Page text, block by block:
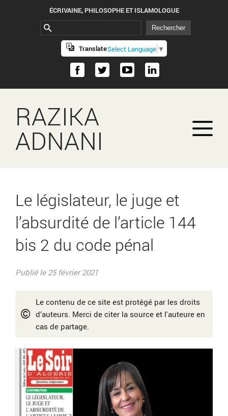
ÉCRIVAINE, PHILOSOPHE ET ISLAMOLOGUE
TranslateSelect Language ▼
RAZIKA
ADNANI
Le législateur, le juge et
l’absurdité de l’article 144
bis 2 du code pénal
Publié le 25 février 2021
©
Le contenu de ce site est protégé par les droits
d’auteurs. Merci de citer la source et l'auteure en
cas de partage.